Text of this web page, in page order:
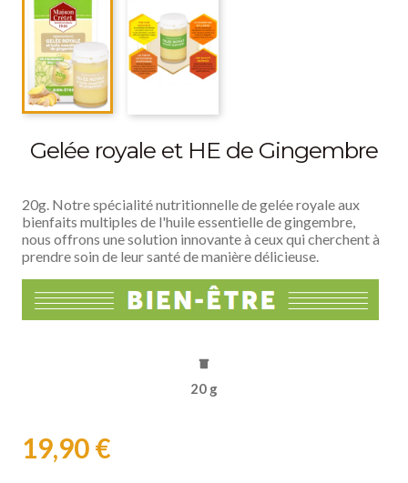
Gelée royale et HE de Gingembre
20g. Notre spécialité nutritionnelle de gelée royale aux
bienfaits multiples de l'huile essentielle de gingembre,
nous offrons une solution innovante à ceux qui cherchent à
prendre soin de leur santé de manière délicieuse.
20 g
19,90 €